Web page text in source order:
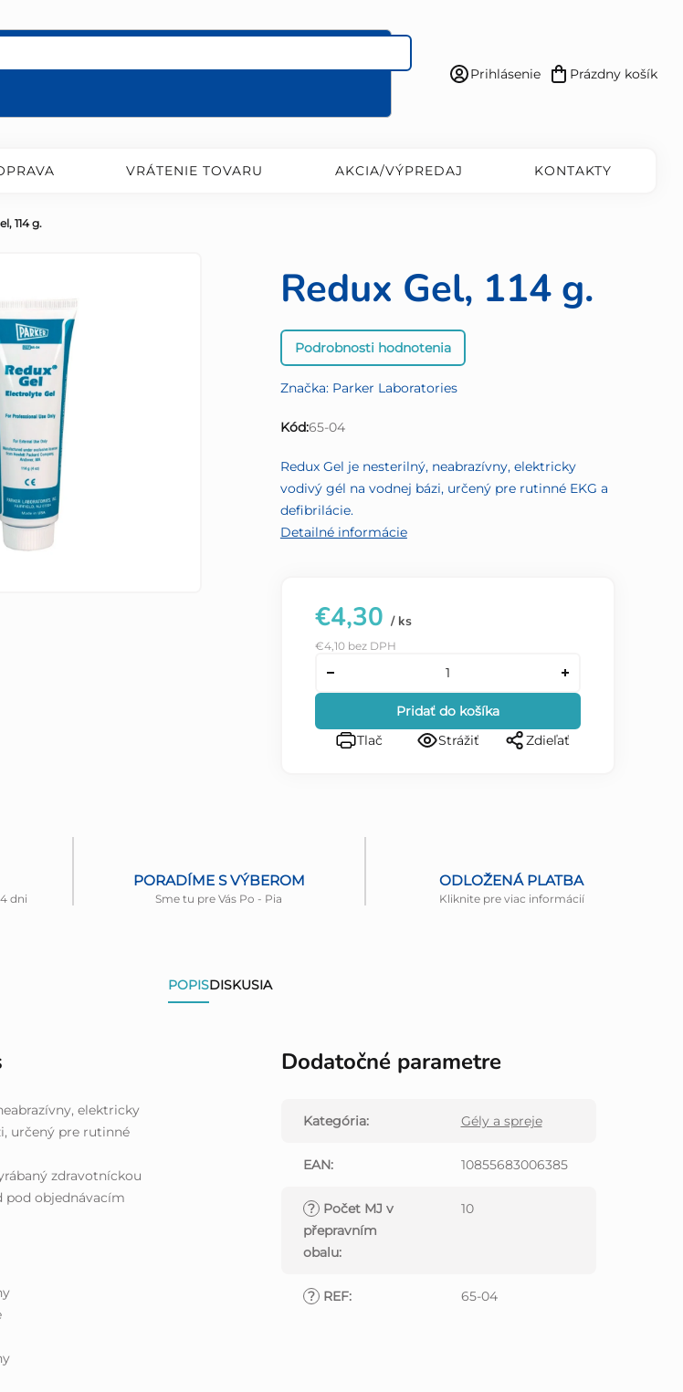
Prihlásenie
Nákupný
Prázdny košík
VRÁTENIE TOVARU AKCIA/VÝPREDAJ KONTAKTY
114 g.
Redux Gel, 114 g.
Priemerné
hodnotenie
je
0,0
5
hviezdičiek.
Podrobnosti hodnotenia
Značka: Parker Laboratories
Kód:65-04
Redux Gel je nesterilný, neabrazívny, elektricky
vodivý gél na vodnej bázi, určený pre rutinné EKG a
defibrilácie.
Detailné informácie
€4,30 / ks
€4,10 bez DPH
Pridať do košíka
Tlač
Strážiť Zdieľať
dni
PORADÍME S VÝBEROM
Sme tu pre Vás Po - Pia
ODLOŽENÁ PLATBA
Kliknite pre viac informácií
POPISDISKUSIA
elektricky
určený pre rutinné
zdravotníckou
pod objednávacím
Dodatočné parametre
Kategória: Gély a spreje
EAN: 10855683006385
? Počet MJ v
přepravním
obalu:
10
? REF: 65-04